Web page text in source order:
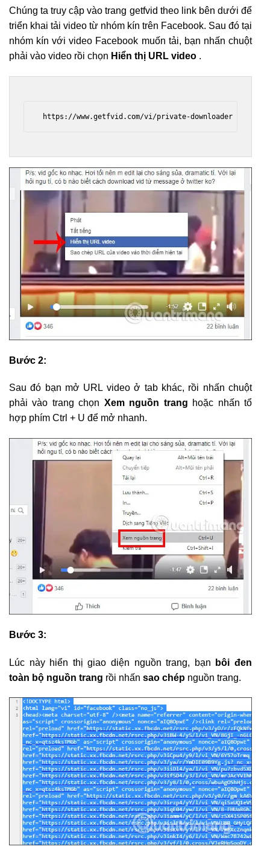
Chúng ta truy cập vào trang getfvid theo link bên dưới để
triển khai tải video từ nhóm kín trên Facebook. Sau đó tại
nhóm kín với video Facebook muốn tải, bạn nhấn chuột
phải vào video rồi chọn Hiển thị URL video .
https://www.getfvid.com/vi/private-downloader
Bước 2:
Sau đó bạn mở URL video ở tab khác, rồi nhấn chuột
phải vào trang chọn Xem nguồn trang hoặc nhấn tổ
hợp phím Ctrl + U để mở nhanh.
Bước 3:
Lúc này hiển thị giao diện nguồn trang, bạn
bôi đen
toàn bộ nguồn trang rồi nhấn sao chép nguồn trang.